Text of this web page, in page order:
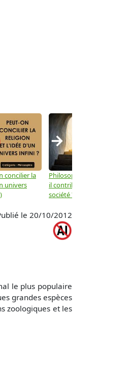
concilier la
univers
Philosophie: Le
il contribuer au progrès de
société ? (plan détaillé)
→
le 20/10/2012
le plus populaire
grandes espèces
zoologiques et les